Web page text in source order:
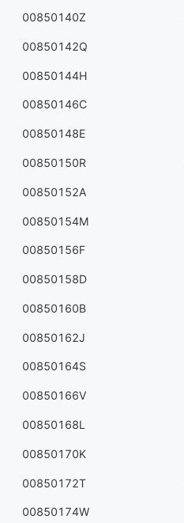
00850140Z
00850142Q
00850144H
00850146C
00850148E
00850150R
00850152A
00850154M
00850156F
00850158D
00850160B
00850162J
00850164S
00850166V
00850168L
00850170K
00850172T
00850174W